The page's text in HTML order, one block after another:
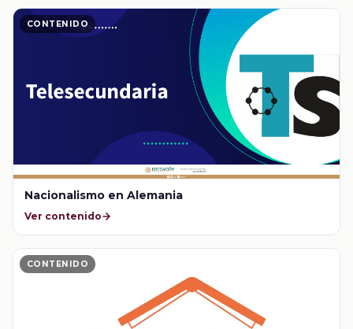
CONTENIDO
Nacionalismo en Alemania
Ver contenido
CONTENIDO